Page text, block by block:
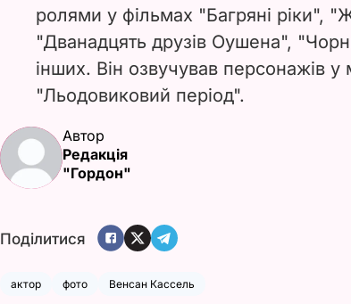
ролями у фільмах "Багряні ріки",
"Дванадцять друзів Оушена",
інших. Він озвучував персонажів
"Льодовиковий період".
Автор
Редакція
"Гордон"
Поділитися
актор фото Венсан Кассель